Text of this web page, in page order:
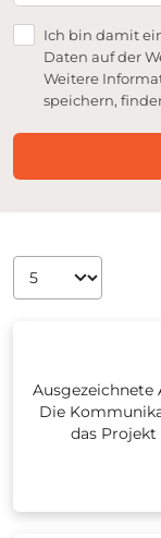
Ich bin damit
Daten auf der
Weitere
speichern,
Die
das